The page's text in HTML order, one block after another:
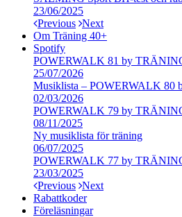
23/06/2025
Previous Next
Om Träning 40+
Spotify
POWERWALK 81 by
25/07/2026
Musiklista – POWERWALK 80
02/03/2026
POWERWALK 79 by
08/11/2025
Ny musiklista för träning
06/07/2025
POWERWALK 77 by
23/03/2025
Previous Next
Rabattkoder
Föreläsningar